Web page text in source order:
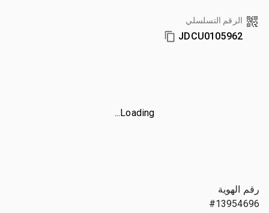
الرقم التسلسلي
JDCU0105962
Loading...
رقم الهوية
#13954696